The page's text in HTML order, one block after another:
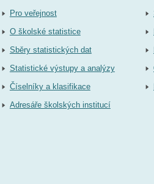
Pro veřejnost
O školské statistice
Sběry statistických dat
Statistické výstupy a analýzy
Číselníky a klasifikace
Adresáře školských institucí